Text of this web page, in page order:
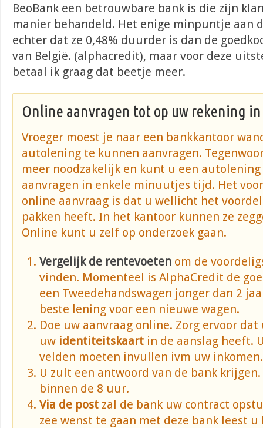
BeoBank een betrouwbare bank is die zijn
manier behandeld. Het enige minpuntje aan
echter dat ze 0,48% duurder is dan de
van België. (alphacredit), maar voor deze
betaal ik graag dat beetje meer.
Online aanvragen tot op uw rekening
Vroeger moest je naar een bankkantoor
autolening te kunnen aanvragen.
meer noodzakelijk en kunt u een
aanvragen in enkele minuutjes tijd. Het
online aanvraag is dat u wellicht het
pakken heeft. In het kantoor kunnen ze
Online kunt u zelf op onderzoek gaan.
Vergelijk de rentevoeten om de
vinden. Momenteel is AlphaCredit de
een Tweedehandswagen jonger dan 2
beste lening voor een nieuwe wagen.
Doe uw aanvraag online. Zorg ervoor dat
uw identiteitskaart in de aanslag heeft.
velden moeten invullen ivm uw inkomen.
U zult een antwoord van de bank
binnen de 8 uur.
Via de post zal de bank uw contract
zee wenst te gaan met deze bank leest